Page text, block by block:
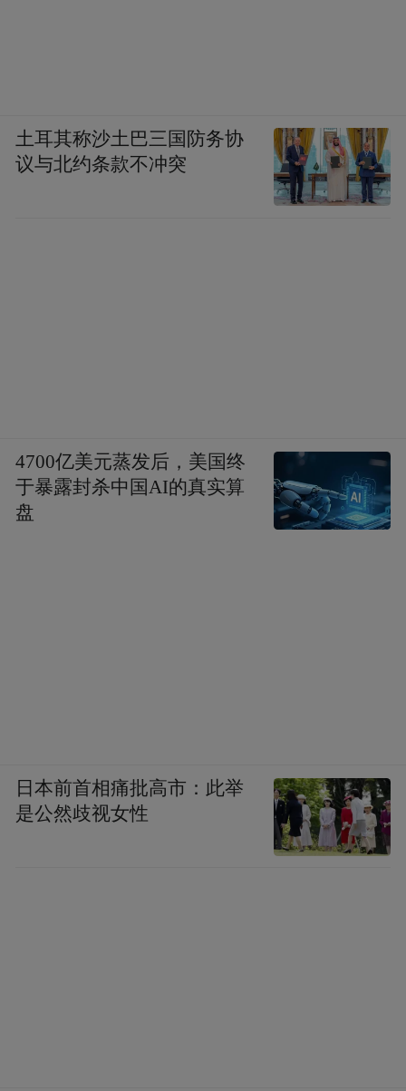
土耳其称沙土巴三国防务协
议与北约条款不冲突
4700亿美元蒸发后，美国终
于暴露封杀中国AI的真实算
盘
日本前首相痛批高市：此举
是公然歧视女性